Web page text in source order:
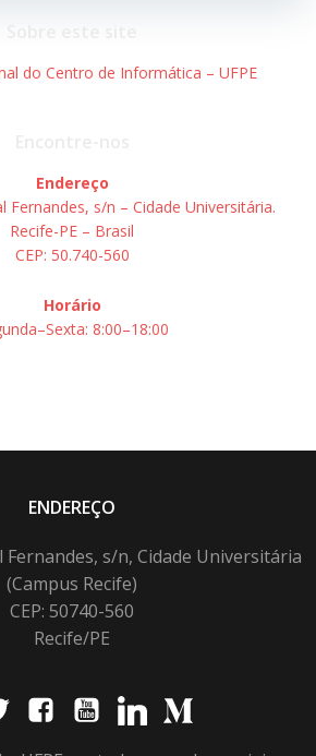
Post
do Centro de Informática – UFPE
Endereço
Fernandes, s/n – Cidade Universitária.
Recife-PE – Brasil
CEP: 50.740-560
Horário
8:00–18:00
ENDEREÇO
Fernandes, s/n, Cidade Universitária
(Campus Recife)
CEP: 50740-560
Recife/PE